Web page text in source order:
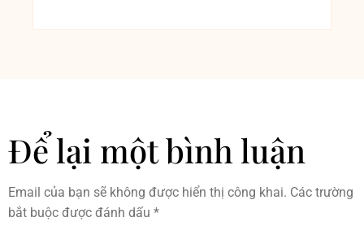
Để lại một bình luận
Email của bạn sẽ không được hiển thị công khai. Các trường
bắt buộc được đánh dấu *